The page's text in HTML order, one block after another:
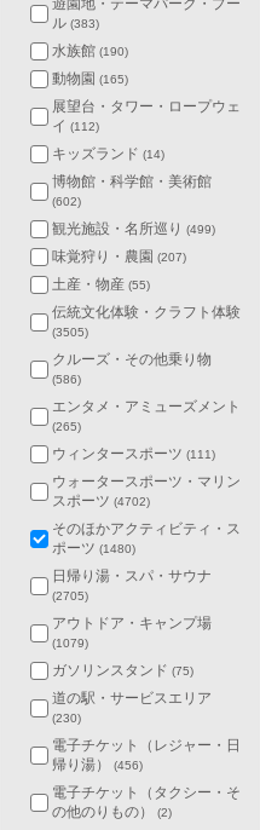
遊園地・テーマパーク・プー
ル (383)
水族館 (190)
動物園 (165)
展望台・タワー・ロープウェ
イ (112)
キッズランド (14)
博物館・科学館・美術館
(602)
観光施設・名所巡り (499)
味覚狩り・農園 (207)
土産・物産 (55)
伝統文化体験・クラフト体験
(3505)
クルーズ・その他乗り物
(586)
エンタメ・アミューズメント
(265)
ウィンタースポーツ (111)
ウォータースポーツ・マリン
スポーツ (4702)
そのほかアクティビティ・ス
ポーツ (1480)
日帰り湯・スパ・サウナ
(2705)
アウトドア・キャンプ場
(1079)
ガソリンスタンド (75)
道の駅・サービスエリア
(230)
電子チケット（レジャー・日
帰り湯）
(456)
電子チケット（タクシー・そ
の他のりもの）
(2)